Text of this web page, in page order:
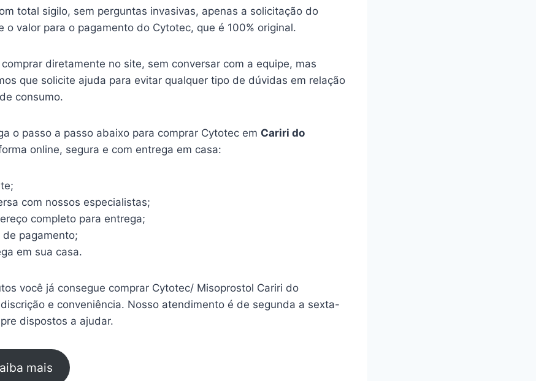
total sigilo, sem perguntas invasivas, apenas a solicitação do
o valor para o pagamento do Cytotec, que é 100% original.
diretamente no site, sem conversar com a equipe, mas
que solicite ajuda para evitar qualquer tipo de dúvidas em relação
consumo.
o passo a passo abaixo para comprar Cytotec em Cariri do
online, segura e com entrega em casa:
com nossos especialistas;
completo para entrega;
de pagamento;
em sua casa.
você já consegue comprar Cytotec/ Misoprostol Cariri do
e conveniência. Nosso atendimento é de segunda a sexta-
dispostos a ajudar.
mais